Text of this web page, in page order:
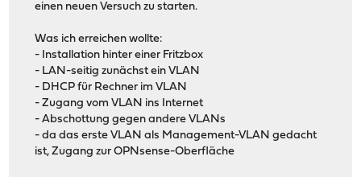
einen neuen Versuch zu starten.
Was ich erreichen wollte:
- Installation hinter einer Fritzbox
- LAN-seitig zunächst ein VLAN
- DHCP für Rechner im VLAN
- Zugang vom VLAN ins Internet
- Abschottung gegen andere VLANs
- da das erste VLAN als Management-VLAN gedacht
ist, Zugang zur OPNsense-Oberfläche